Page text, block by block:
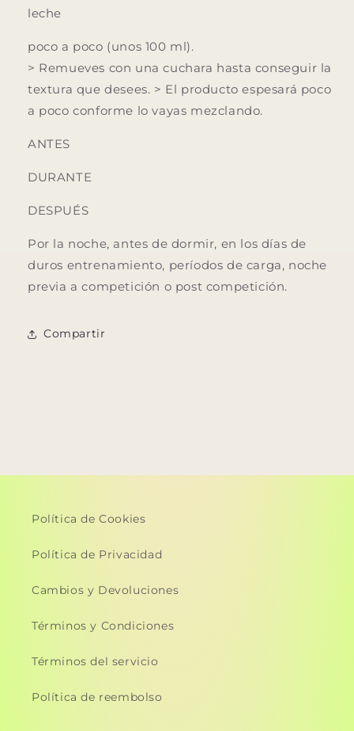
leche
poco a poco (unos 100 ml).
> Remueves con una cuchara hasta conseguir la
textura que desees. > El producto espesará poco
a poco conforme lo vayas mezclando.
ANTES
DURANTE
DESPUÉS
Por la noche, antes de dormir, en los días de
duros entrenamiento, períodos de carga, noche
previa a competición o post competición.
Compartir
Política de Cookies
Política de Privacidad
Cambios y Devoluciones
Términos y Condiciones
Términos del servicio
Política de reembolso